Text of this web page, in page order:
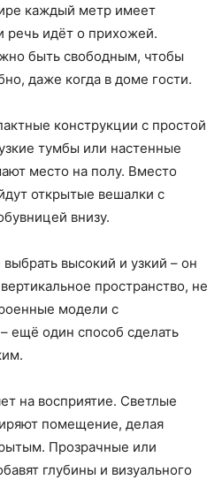
каждый метр имеет
речь идёт о прихожей.
быть свободным, чтобы
даже когда в доме гости.
конструкции с простой
тумбы или настенные
место на полу. Вместо
открытые вешалки с
внизу.
высокий и узкий – он
пространство, не
модели с
ещё один способ сделать
на восприятие. Светлые
помещение, делая
Прозрачные или
глубины и визуального